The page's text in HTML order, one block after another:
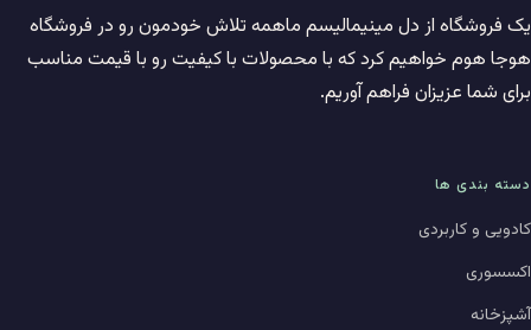
یک فروشگاه از دل مینیمالیسم ماهمه تلاش خودمون رو در فروشگاه
هوجا هوم خواهیم کرد که با محصولات با کیفیت رو با قیمت مناسب
برای شما عزیزان فراهم آوریم.
دسته بندی ها
کادویی و کاربردی
اکسسوری
آشپزخانه